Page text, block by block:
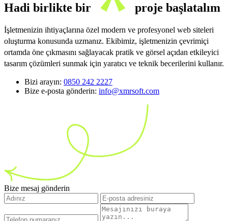
Hadi birlikte bir proje başlatalım
İşletmenizin ihtiyaçlarına özel modern ve profesyonel web siteleri
oluşturma konusunda uzmanız. Ekibimiz, işletmenizin çevrimiçi
ortamda öne çıkmasını sağlayacak pratik ve görsel açıdan etkileyici
tasarım çözümleri sunmak için yaratıcı ve teknik becerilerini kullanır.
Bizi arayın: 0850 242 2227
Bize e-posta gönderin: info@xmrsoft.com
Bize mesaj gönderin